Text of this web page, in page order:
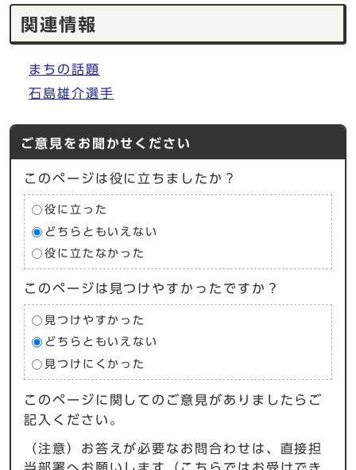
関連情報
まちの話題
石島雄介選手
ご意見をお聞かせください
このページは役に立ちましたか？
役に立った
どちらともいえない
役に立たなかった
このページは見つけやすかったですか？
見つけやすかった
どちらともいえない
見つけにくかった
このページに関してのご意見がありましたらご
記入ください。
（注意）お答えが必要なお問合わせは、直接担